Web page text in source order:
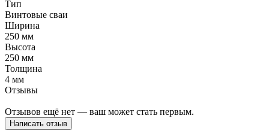
Тип
Винтовые сваи
Ширина
250 мм
Высота
250 мм
Толщина
4 мм
Отзывы
Отзывов ещё нет — ваш может стать первым.
Написать отзыв